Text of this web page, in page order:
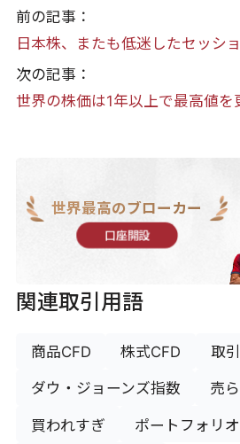
前の記事：
日本株、またも低迷したセッシ
次の記事：
世界の株価は1年以上で最高値を
世界最高のブローカー
口座開設
関連取引用語
商品CFD 株式CFD 取
ダウ・ジョーンズ指数 売
買われすぎ ポートフォリオ